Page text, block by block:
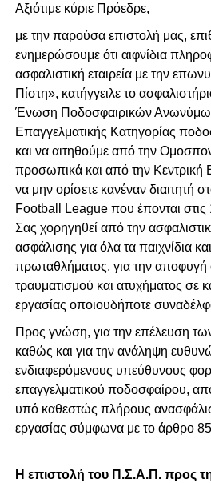
Αξιότιμε κύριε Πρόεδρε,
με την παρούσα επιστολή μας,
ενημερώσουμε ότι αιφνίδια
ασφαλιστική εταιρεία με την
Πίστη», κατήγγειλε το
Ένωση Ποδοσφαιρικών Ανωνύμων
Επαγγελματικής Κατηγορίας
και να αιτηθούμε από την
προσωπικά και από την Κεντρική
να μην ορίσετε κανέναν διαιτητή
Football League που έπονται
Σας χορηγηθεί από την
ασφάλισης για όλα τα παιχνίδια
πρωταθλήματος, για την αποφυγή
τραυματισμού και ατυχήματος σε
εργασίας οποιουδήποτε
Προς γνώση, για την επέλευση
καθώς και για την ανάληψη
ενδιαφερόμενους υπεύθυνους
επαγγελματικού ποδοσφαίρου,
υπό καθεστώς πλήρους
εργασίας σύμφωνα με το άρθρο
Η επιστολή του Π.Σ.Α.Π. προς